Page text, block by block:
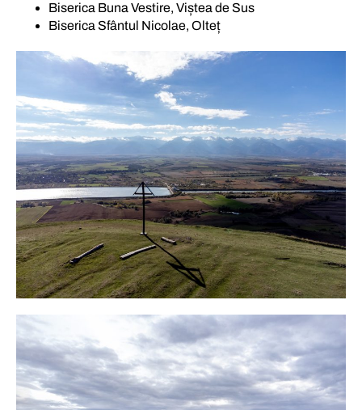
Biserica Buna Vestire, Viștea de Sus
Biserica Sfântul Nicolae, Olteț